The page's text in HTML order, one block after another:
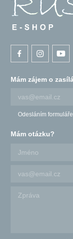
Mám zájem o
Odesláním
Mám otázku?